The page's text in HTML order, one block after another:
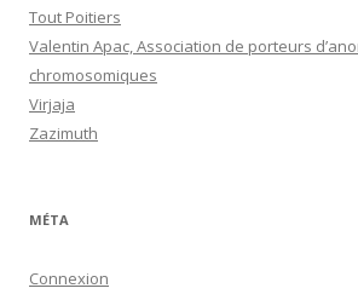
Tout Poitiers
Valentin Apac, Association de porteurs
chromosomiques
Virjaja
Zazimuth
MÉTA
Connexion